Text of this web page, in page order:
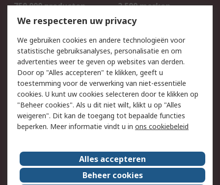
750.000 producten
2.500 merken
Bestellen
Inkoopoplossingen
Track & Trace
Wettelijk
Cookiebeleid
Email veiligheid
Privacybeleid
Websitevoorwaarden
Algemene
verkoopvoorwaarden
Over RS
RS Group
Over ons
We respecteren uw privacy
We gebruiken cookies en andere technologieën voor
statistische gebruiksanalyses, personalisatie en om
advertenties weer te geven op websites van derden.
Door op "Alles accepteren" te klikken, geeft u
toestemming voor de verwerking van niet-essentiële
cookies. U kunt uw cookies selecteren door te klikken op
"Beheer cookies". Als u dit niet wilt, klikt u op "Alles
weigeren". Dit kan de toegang tot bepaalde functies
beperken. Meer informatie vindt u in ons cookiebeleid
Alles accepteren
Beheer cookies